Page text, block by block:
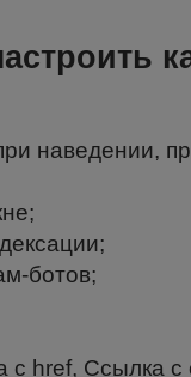
наведении,
ботов;
href, Ссылка с